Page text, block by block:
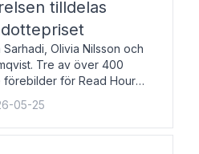
tilldelas
Olivia Nilsson och
Tre av över 400
förebilder för Read Hour
Michael Wall. Den ideella
Läsrörelsen tilldelas
2026 för att den
05-25